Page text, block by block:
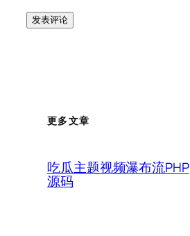
更多文章
吃瓜主题视频瀑布流PHP
源码